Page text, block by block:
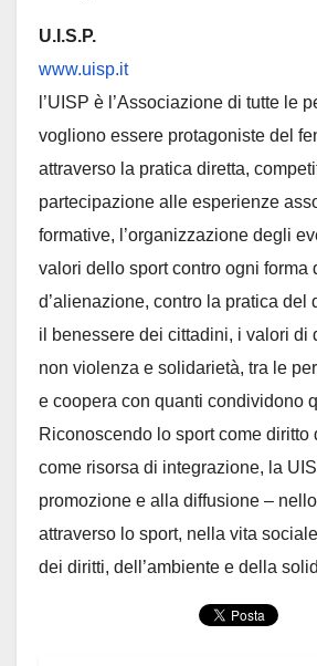
U.I.S.P.
www.uisp.it
l’UISP è l’Associazione di tutte le
vogliono essere protagoniste del
attraverso la pratica diretta,
partecipazione alle esperienze
formative, l’organizzazione degli
valori dello sport contro ogni forma
d’alienazione, contro la pratica del
il benessere dei cittadini, i valori di
non violenza e solidarietà, tra le
e coopera con quanti condividono
Riconoscendo lo sport come diritto
come risorsa di integrazione, la
promozione e alla diffusione –
attraverso lo sport, nella vita
dei diritti, dell’ambiente e della